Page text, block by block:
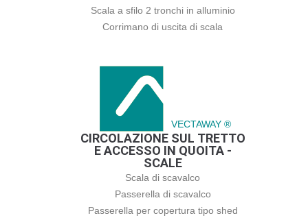
Scala a sfilo 2 tronchi in alluminio
Corrimano di uscita di scala
VECTAWAY ®
CIRCOLAZIONE SUL TRETTO
E ACCESSO IN QUOITA -
SCALE
Scala di scavalco
Passerella di scavalco
Passerella per copertura tipo shed